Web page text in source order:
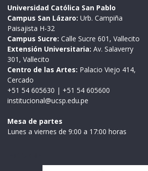
Universidad Católica San Pablo
Campus San Lázaro: Urb. Campiña
Paisajista H-32
Campus Sucre: Calle Sucre 601, Vallecito
Extensión Universitaria: Av. Salaverry
301, Vallecito
Centro de las Artes: Palacio Viejo 414,
Cercado
+51 54 605630 | +51 54 605600
institucional@ucsp.edu.pe
Mesa de partes
Lunes a viernes de 9:00 a 17:00 horas